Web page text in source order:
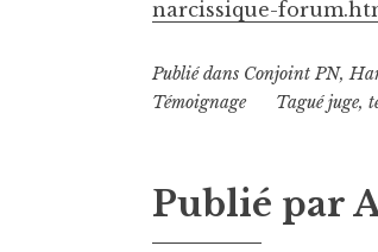
narcissique-
Publié dans Conjoint PN,
Témoignage
Taguéjuge,
Publié par